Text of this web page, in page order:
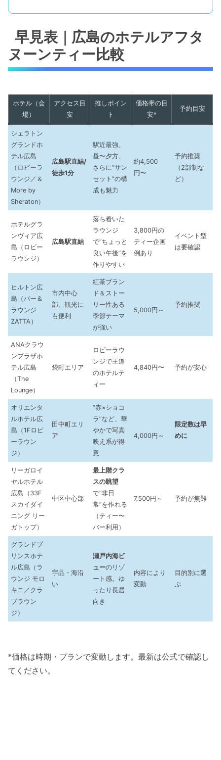
早見表｜広島のホテルアフタ
ヌーンティー比較
ホテル（会
場）
アクセス目
安
推しポイン
ト
価格帯の目
安*
予約目安
シェラトン
グランドホ
テル広島
（ロビーラ
ウンジ／＆
More by
Sheraton）
広島駅直結/
徒歩1分
駅近最強。
昼〜夕方、
さらに“サン
セット”の構
成も魅力
約4,500
円〜
予約推奨
（2部制な
ど）
ホテルグラ
ンヴィア広
島（ロビー
ラウンジ）
広島駅直結
落ち着いた
ラウンジ
で“ちょっと
良い午後”を
作りやすい
3,800円の
ティー企画
例あり
イベント型
は要確認
ヒルトン広
島（バー＆
ラウンジ
ZATTA）
市内中心
部、観光に
も便利
紅茶ブラン
ド＆ストー
リー性ある
季節テーマ
が強い
5,000円～
予約推奨
ANAクラウ
ンプラザホ
テル広島
（The
Lounge）
袋町エリア
ロビーラウ
ンジで王道
のホテルテ
ィー
4,840円〜 予約が安心
オリエンタ
ルホテル広
島（1Fロビ
ーラウン
ジ）
田中町エリ
ア
“赤×ショコ
ラ”など、華
やかで写真
映え系が得
意
4,000円～
限定数は早
めに
リーガロイ
ヤルホテル
広島（33F
スカイダイ
ニング リー
ガトップ）
中区中心部
最上階クラ
スの眺望
で“非日
常”を作れる
（ティー〜
バー利用）
7,500円～ 予約が無難
グランドプ
リンスホテ
ル広島（ラ
ウンジ モロ
キニ／クラ
ブラウン
ジ）
宇品・海沿
い
瀬戸内海ビ
ューのリゾ
ート感。ゆ
ったり長居
向き
内容により
変動
目的別に選
ぶ
*価格は時期・プランで変動します。最新は公式で確認し
てください。